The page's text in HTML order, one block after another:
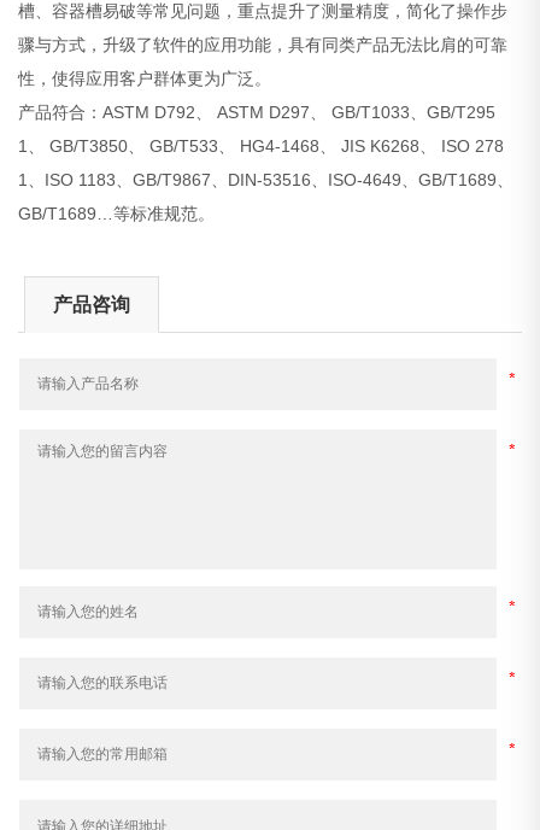
槽、容器槽易破等常见问题，重点提升了测量精度，简化了操作步
骤与方式，升级了软件的应用功能，具有同类产品无法比肩的可靠
性，使得应用客户群体更为广泛。
产品符合：ASTM D792、 ASTM D297、 GB/T1033、GB/T295
1、 GB/T3850、 GB/T533、 HG4-1468、 JIS K6268、 ISO 278
1、ISO 1183、GB/T9867、DIN-53516、ISO-4649、GB/T1689、
GB/T1689…等标准规范。
产品咨询